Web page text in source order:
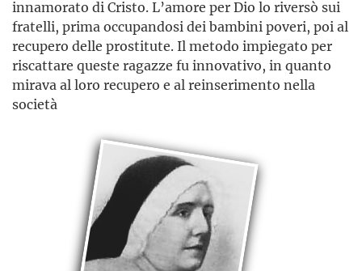
innamorato di Cristo. L’amore per Dio lo riversò sui
fratelli, prima occupandosi dei bambini poveri, poi al
recupero delle prostitute. Il metodo impiegato per
riscattare queste ragazze fu innovativo, in quanto
mirava al loro recupero e al reinserimento nella
società